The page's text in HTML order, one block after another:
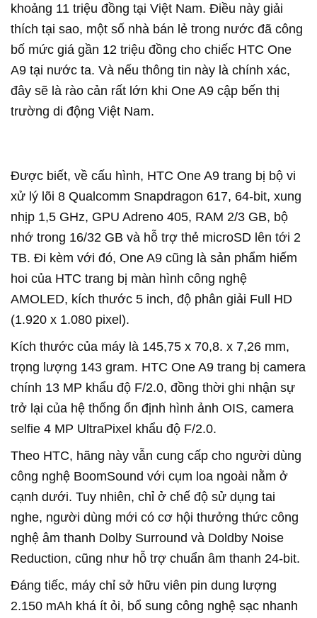
khoảng 11 triệu đồng tại Việt Nam. Điều này giải
thích tại sao, một số nhà bán lẻ trong nước đã công
bố mức giá gần 12 triệu đồng cho chiếc HTC One
A9 tại nước ta. Và nếu thông tin này là chính xác,
đây sẽ là rào cản rất lớn khi One A9 cập bến thị
trường di động Việt Nam.
Được biết, về cấu hình, HTC One A9 trang bị bộ vi
xử lý lõi 8 Qualcomm Snapdragon 617, 64-bit, xung
nhịp 1,5 GHz, GPU Adreno 405, RAM 2/3 GB, bộ
nhớ trong 16/32 GB và hỗ trợ thẻ microSD lên tới 2
TB. Đi kèm với đó, One A9 cũng là sản phẩm hiếm
hoi của HTC trang bị màn hình công nghệ
AMOLED, kích thước 5 inch, độ phân giải Full HD
(1.920 x 1.080 pixel).
Kích thước của máy là 145,75 x 70,8. x 7,26 mm,
trọng lượng 143 gram. HTC One A9 trang bị camera
chính 13 MP khẩu độ F/2.0, đồng thời ghi nhận sự
trở lại của hệ thống ổn định hình ảnh OIS, camera
selfie 4 MP UltraPixel khẩu độ F/2.0.
Theo HTC, hãng này vẫn cung cấp cho người dùng
công nghệ BoomSound với cụm loa ngoài nằm ở
cạnh dưới. Tuy nhiên, chỉ ở chế độ sử dụng tai
nghe, người dùng mới có cơ hội thưởng thức công
nghệ âm thanh Dolby Surround và Doldby Noise
Reduction, cũng như hỗ trợ chuẩn âm thanh 24-bit.
Đáng tiếc, máy chỉ sở hữu viên pin dung lượng
2.150 mAh khá ít ỏi, bổ sung công nghệ sạc nhanh